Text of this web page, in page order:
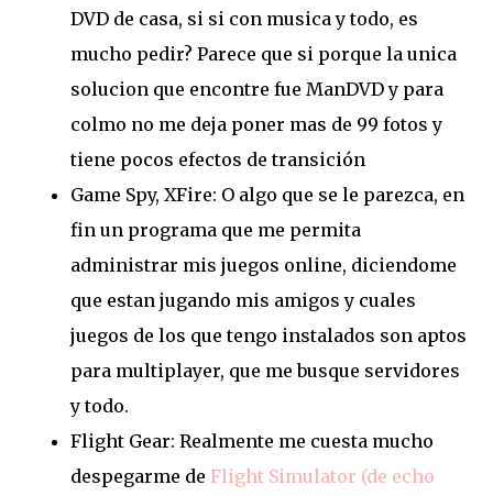
DVD de casa, si si con musica y todo, es
mucho pedir? Parece que si porque la unica
solucion que encontre fue ManDVD y para
colmo no me deja poner mas de 99 fotos y
tiene pocos efectos de transición
Game Spy, XFire: O algo que se le parezca, en
fin un programa que me permita
administrar mis juegos online, diciendome
que estan jugando mis amigos y cuales
juegos de los que tengo instalados son aptos
para multiplayer, que me busque servidores
y todo.
Flight Gear: Realmente me cuesta mucho
despegarme de Flight Simulator (de echo